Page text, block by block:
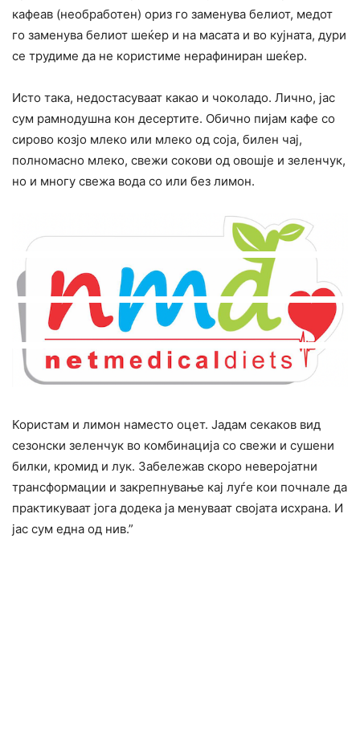
кафеав (необработен) ориз го заменува белиот, медот
го заменува белиот шеќер и на масата и во кујната, дури
се трудиме да не користиме нерафиниран шеќер.
Исто така, недостасуваат какао и чоколадо. Лично, јас
сум рамнодушна кон десертите. Обично пијам кафе со
сирово козјо млеко или млеко од соја, билен чај,
полномасно млеко, свежи сокови од овошје и зеленчук,
но и многу свежа вода со или без лимон.
Користам и лимон наместо оцет. Јадам секаков вид
сезонски зеленчук во комбинација со свежи и сушени
билки, кромид и лук. Забележав скоро неверојатни
трансформации и закрепнување кај луѓе кои почнале да
практикуваат јога додека ја менуваат својата исхрана. И
јас сум една од нив.”